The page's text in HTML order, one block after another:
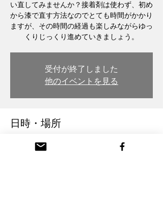
い直してみませんか？接着剤は使わず、初め
から漆で直す方法なのでとても時間がかかり
ますが、その時間の経過も楽しみながらゆっ
くりじっくり進めていきましょう。
受付が終了しました
他のイベントを見る
日時・場所
2024年4月10日 19:00
木彫・漆 トモル工房 Tomoru Studio, 日本、